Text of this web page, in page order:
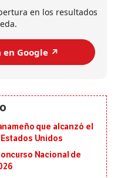
en los resultados
en Google ↗️
que alcanzó el
Unidos
Nacional de